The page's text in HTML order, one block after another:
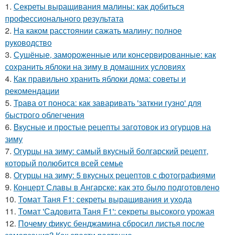
1. Секреты выращивания малины: как добиться
профессионального результата
2. На каком расстоянии сажать малину: полное
руководство
3. Сушёные, замороженные или консервированные: как
сохранить яблоки на зиму в домашних условиях
4. Как правильно хранить яблоки дома: советы и
рекомендации
5. Трава от поноса: как заваривать 'заткни гузно' для
быстрого облегчения
6. Вкусные и простые рецепты заготовок из огурцов на
зиму
7. Огурцы на зиму: самый вкусный болгарский рецепт,
который полюбится всей семье
8. Огурцы на зиму: 5 вкусных рецептов с фотографиями
9. Концерт Славы в Ангарске: как это было подготовлено
10. Томат Таня F1: секреты выращивания и ухода
11. Томат 'Садовита Таня F1': секреты высокого урожая
12. Почему фикус бенджамина сбросил листья после